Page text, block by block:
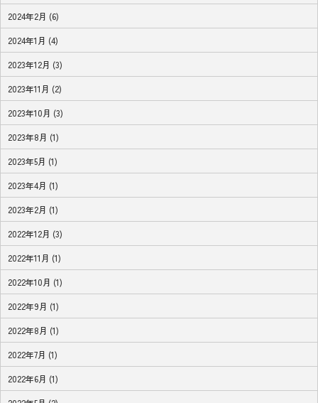
2024年2月 (6)
2024年1月 (4)
2023年12月 (3)
2023年11月 (2)
2023年10月 (3)
2023年8月 (1)
2023年5月 (1)
2023年4月 (1)
2023年2月 (1)
2022年12月 (3)
2022年11月 (1)
2022年10月 (1)
2022年9月 (1)
2022年8月 (1)
2022年7月 (1)
2022年6月 (1)